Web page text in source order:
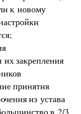
к новому
закрепления
принятия
из устава
в 2/3